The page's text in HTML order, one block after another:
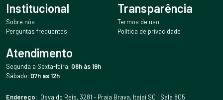
Institucional
Sobre nós
Perguntas frequentes
Transparência
Termos de uso
Política de privacidade
Atendimento
Segunda a Sexta-feira: 08h às 19h
Sábado: 07h às 12h
Endereço: Osvaldo Reis, 3281 - Praia Brava, Itajaí SC | Sala 805